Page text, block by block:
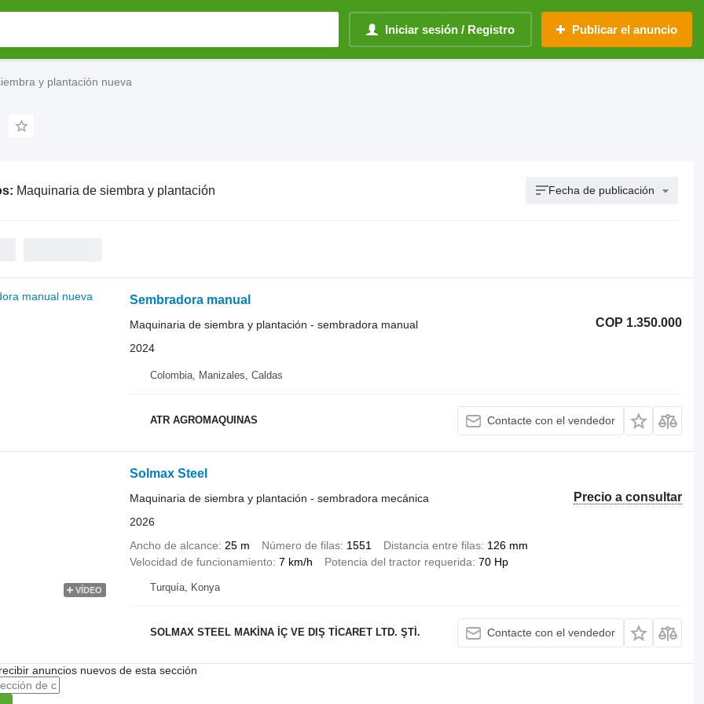
Iniciar sesión / Registro Publicar el anuncio
y plantación nueva
Maquinaria de siembra y plantación Fecha de publicación
Sembradora manual
COP 1.350.000
Maquinaria de siembra y plantación - sembradora manual
2024
Colombia, Manizales, Caldas
ATR AGROMAQUINAS Contacte con el vendedor
VÍDEO
Solmax Steel
Precio a consultar
Maquinaria de siembra y plantación - sembradora mecánica
2026
Ancho de alcance
25 m Número de filas 1551 Distancia entre filas 126 mm
Velocidad de funcionamiento 7 km/h Potencia del tractor requerida 70 Hp
Turquía, Konya
SOLMAX STEEL MAKİNA İÇ VE DIŞ TİCARET LTD. ŞTİ. Contacte con el vendedor
anuncios nuevos de esta sección